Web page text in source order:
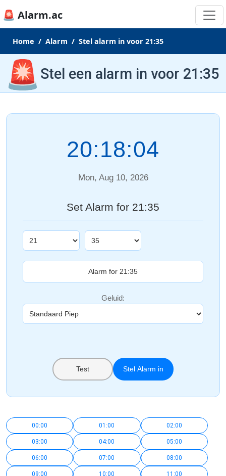
🚨 Alarm.ac
Home Alarm Stel alarm in voor 21:35
🚨 Stel een alarm in voor 21:35
20:18:04
Mon, Aug 10, 2026
Set Alarm for 21:35
Geluid:
Test Stel Alarm in
00:00 01:00 02:00
03:00 04:00 05:00
06:00 07:00 08:00
09:00 10:00 11:00